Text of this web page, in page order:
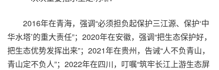
2016年在青海，强调“必须担负起保护三江源、保护‘中
华水塔’的重大责任”；2020年在安徽，强调“把生态保护好，
把生态优势发挥出来”；2021年在贵州，告诫“人不负青山，
青山定不负人”；2022年在四川，叮嘱“筑牢长江上游生态屏